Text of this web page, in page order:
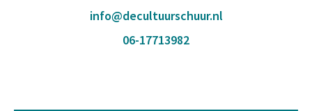
info@decultuurschuur.nl
06-17713982